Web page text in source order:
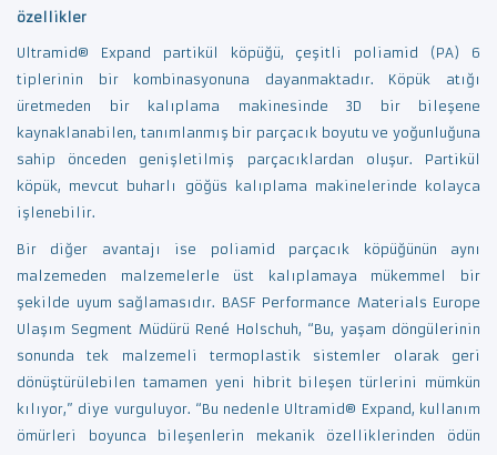
özellikler
Ultramid® Expand partikül köpüğü, çeşitli poliamid (PA) 6
tiplerinin bir kombinasyonuna dayanmaktadır. Köpük atığı
üretmeden bir kalıplama makinesinde 3D bir bileşene
kaynaklanabilen, tanımlanmış bir parçacık boyutu ve yoğunluğuna
sahip önceden genişletilmiş parçacıklardan oluşur. Partikül
köpük, mevcut buharlı göğüs kalıplama makinelerinde kolayca
işlenebilir.
Bir diğer avantajı ise poliamid parçacık köpüğünün aynı
malzemeden malzemelerle üst kalıplamaya mükemmel bir
şekilde uyum sağlamasıdır. BASF Performance Materials Europe
Ulaşım Segment Müdürü René Holschuh, “Bu, yaşam döngülerinin
sonunda tek malzemeli termoplastik sistemler olarak geri
dönüştürülebilen tamamen yeni hibrit bileşen türlerini mümkün
kılıyor,” diye vurguluyor. “Bu nedenle Ultramid® Expand, kullanım
ömürleri boyunca bileşenlerin mekanik özelliklerinden ödün